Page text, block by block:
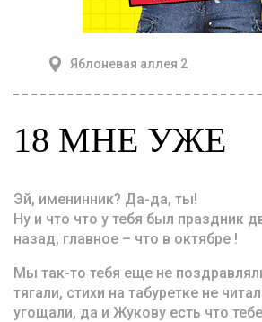
Яблоневая аллея 2
18 МНЕ УЖЕ
Эй, именинник? Да-да, ты!
Ну и что что у тебя был праздник
назад, главное – что в октябре !
Мы так-то тебя еще не
тягали, стихи на табуретке не
угощали, да и Жукову есть что